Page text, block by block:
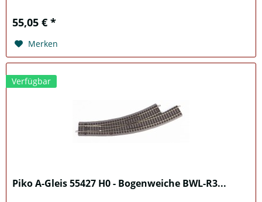
55,05 € *
Merken
Verfügbar
Piko A-Gleis 55427 H0 - Bogenweiche BWL-R3...